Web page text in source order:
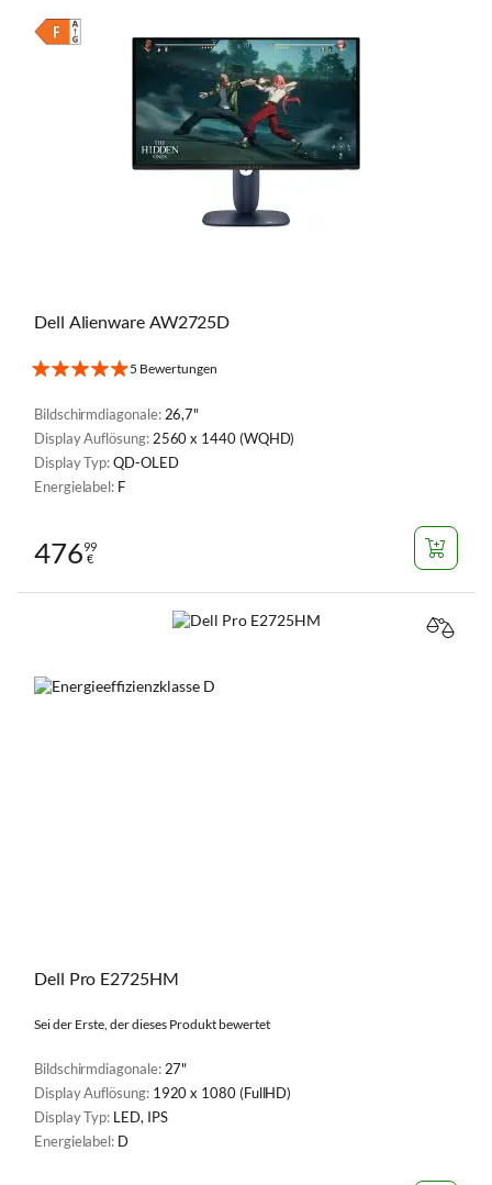
Dell Alienware AW2725D
5 Bewertungen
Bildschirmdiagonale: 26,7"
Display Auflösung: 2560 x 1440 (WQHD)
Display Typ:QD-OLED
Energielabel: F
47699
€
Dell Pro E2725HM
Sei der Erste, der dieses Produkt bewertet
Bildschirmdiagonale:27"
Display Auflösung: 1920 x 1080 (FullHD)
Display Typ: LED, IPS
Energielabel: D